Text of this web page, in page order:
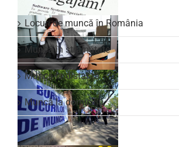
Locuri de muncă în România
Muncă în străinătate
Muncă la distanță
Muncă la domiciliu